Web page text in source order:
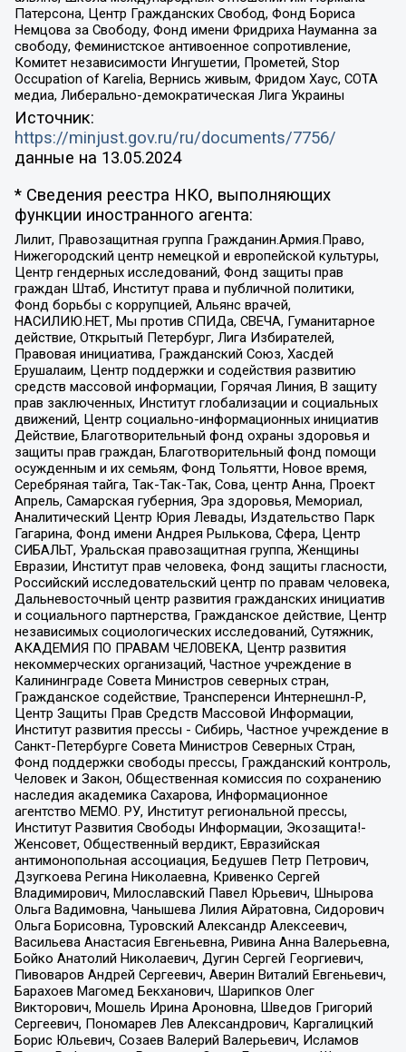
Патерсона, Центр Гражданских Свобод, Фонд Бориса
Немцова за Свободу, Фонд имени Фридриха Науманна за
свободу, Феминистское антивоенное сопротивление,
Комитет независимости Ингушетии, Прометей, Stop
Occupation of Karelia, Вернись живым, Фридом Хаус, СОТА
медиа, Либерально-демократическая Лига Украины
Источник:
https://minjust.gov.ru/ru/documents/7756/
данные на 13.05.2024
* Сведения реестра НКО, выполняющих
функции иностранного агента:
Лилит, Правозащитная группа Гражданин.Армия.Право,
Нижегородский центр немецкой и европейской культуры,
Центр гендерных исследований, Фонд защиты прав
граждан Штаб, Институт права и публичной политики,
Фонд борьбы с коррупцией, Альянс врачей,
НАСИЛИЮ.НЕТ, Мы против СПИДа, СВЕЧА, Гуманитарное
действие, Открытый Петербург, Лига Избирателей,
Правовая инициатива, Гражданский Союз, Хасдей
Ерушалаим, Центр поддержки и содействия развитию
средств массовой информации, Горячая Линия, В защиту
прав заключенных, Институт глобализации и социальных
движений, Центр социально-информационных инициатив
Действие, Благотворительный фонд охраны здоровья и
защиты прав граждан, Благотворительный фонд помощи
осужденным и их семьям, Фонд Тольятти, Новое время,
Серебряная тайга, Так-Так-Так, Сова, центр Анна, Проект
Апрель, Самарская губерния, Эра здоровья, Мемориал,
Аналитический Центр Юрия Левады, Издательство Парк
Гагарина, Фонд имени Андрея Рылькова, Сфера, Центр
СИБАЛЬТ, Уральская правозащитная группа, Женщины
Евразии, Институт прав человека, Фонд защиты гласности,
Российский исследовательский центр по правам человека,
Дальневосточный центр развития гражданских инициатив
и социального партнерства, Гражданское действие, Центр
независимых социологических исследований, Сутяжник,
АКАДЕМИЯ ПО ПРАВАМ ЧЕЛОВЕКА, Центр развития
некоммерческих организаций, Частное учреждение в
Калининграде Совета Министров северных стран,
Гражданское содействие, Трансперенси Интернешнл-Р,
Центр Защиты Прав Средств Массовой Информации,
Институт развития прессы - Сибирь, Частное учреждение в
Санкт-Петербурге Совета Министров Северных Стран,
Фонд поддержки свободы прессы, Гражданский контроль,
Человек и Закон, Общественная комиссия по сохранению
наследия академика Сахарова, Информационное
агентство МЕМО. РУ, Институт региональной прессы,
Институт Развития Свободы Информации, Экозащита!-
Женсовет, Общественный вердикт, Евразийская
антимонопольная ассоциация, Бедушев Петр Петрович,
Дзугкоева Регина Николаевна, Кривенко Сергей
Владимирович, Милославский Павел Юрьевич, Шнырова
Ольга Вадимовна, Чанышева Лилия Айратовна, Сидорович
Ольга Борисовна, Туровский Александр Алексеевич,
Васильева Анастасия Евгеньевна, Ривина Анна Валерьевна,
Бойко Анатолий Николаевич, Дугин Сергей Георгиевич,
Пивоваров Андрей Сергеевич, Аверин Виталий Евгеньевич,
Барахоев Магомед Бекханович, Шарипков Олег
Викторович, Мошель Ирина Ароновна, Шведов Григорий
Сергеевич, Пономарев Лев Александрович, Каргалицкий
Борис Юльевич, Созаев Валерий Валерьевич, Исламов